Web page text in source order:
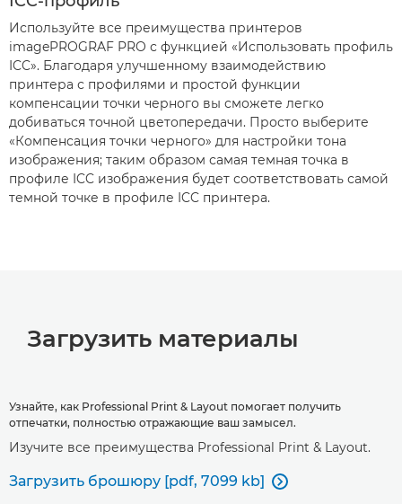
Используйте все преимущества принтеров
imagePROGRAF PRO с функцией «Использовать профиль
ICC». Благодаря улучшенному взаимодействию
принтера с профилями и простой функции
компенсации точки черного вы сможете легко
добиваться точной цветопередачи. Просто выберите
«Компенсация точки черного» для настройки тона
изображения; таким образом самая темная точка в
профиле ICC изображения будет соответствовать самой
темной точке в профиле ICC принтера.
Загрузить материалы
Узнайте, как Professional Print & Layout помогает получить
отпечатки, полностью отражающие ваш замысел.
Изучите все преимущества Professional Print & Layout.
Загрузить брошюру [pdf, 7099 kb] 